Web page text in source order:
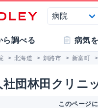
ら調べる 病気
> 北海道 > 釧路市 > 新富町 >
社団林田クリニ
このページ